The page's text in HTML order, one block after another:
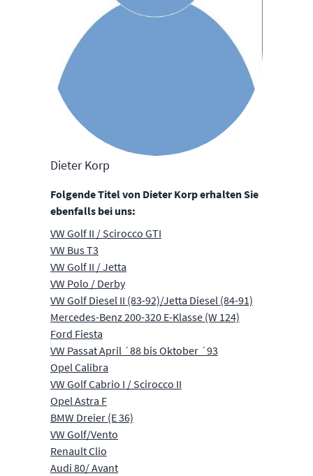
Dieter Korp
Folgende Titel von Dieter Korp erhalten Sie
ebenfalls bei uns:
VW Golf II / Scirocco GTI
VW Bus T3
VW Golf II / Jetta
VW Polo / Derby
VW Golf Diesel II (83-92)/Jetta Diesel (84-91)
Mercedes-Benz 200-320 E-Klasse (W 124)
Ford Fiesta
VW Passat April ´88 bis Oktober ´93
Opel Calibra
VW Golf Cabrio I / Scirocco II
Opel Astra F
BMW Dreier (E 36)
VW Golf/Vento
Renault Clio
Audi 80/ Avant